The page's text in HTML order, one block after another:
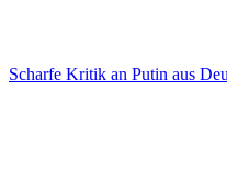
Scharfe Kritik an Putin aus